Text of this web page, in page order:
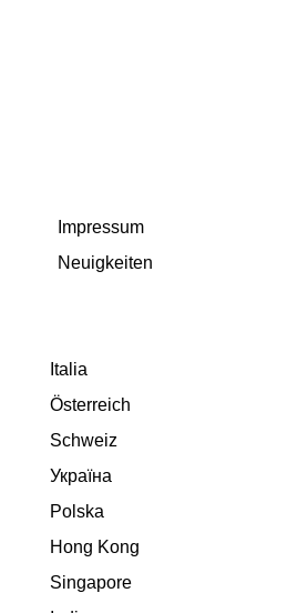
Impressum
Neuigkeiten
Italia
Österreich
Schweiz
Україна
Polska
Hong Kong
Singapore